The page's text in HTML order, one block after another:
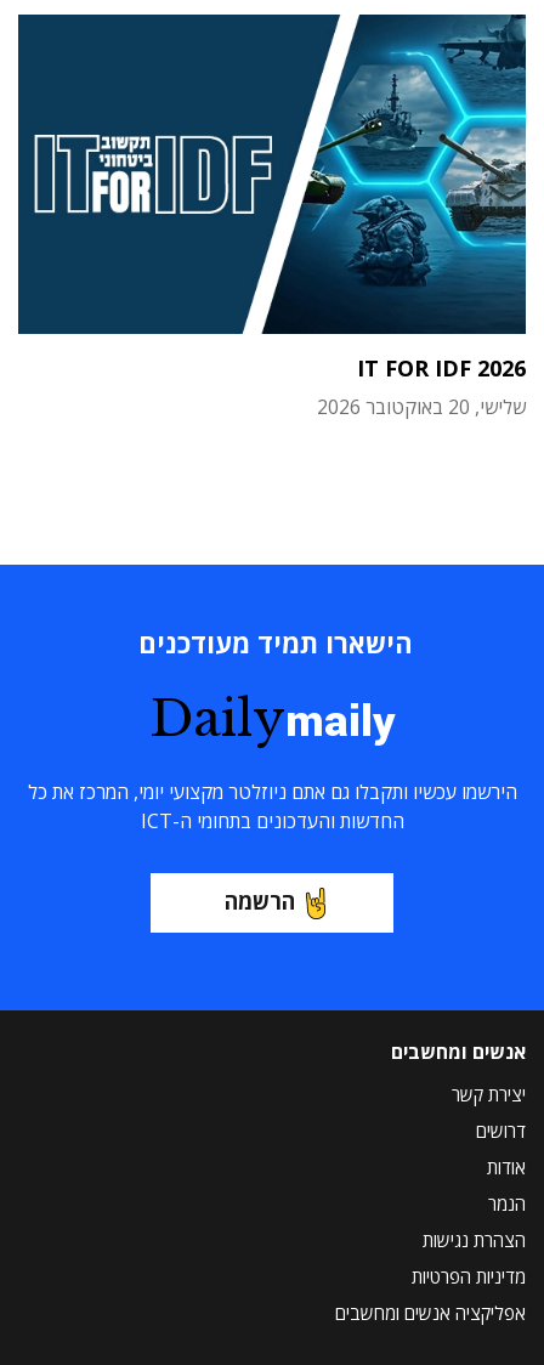
IT FOR IDF 2026
שלישי, 20 באוקטובר 2026
הישארו תמיד מעודכנים
Dailymaily
הירשמו עכשיו ותקבלו גם אתם ניוזלטר מקצועי יומי, המרכז את כל
החדשות והעדכונים בתחומי ה-ICT
הרשמה
אנשים ומחשבים
יצירת קשר
דרושים
אודות
הנמר
הצהרת נגישות
מדיניות הפרטיות
אפליקציה אנשים ומחשבים